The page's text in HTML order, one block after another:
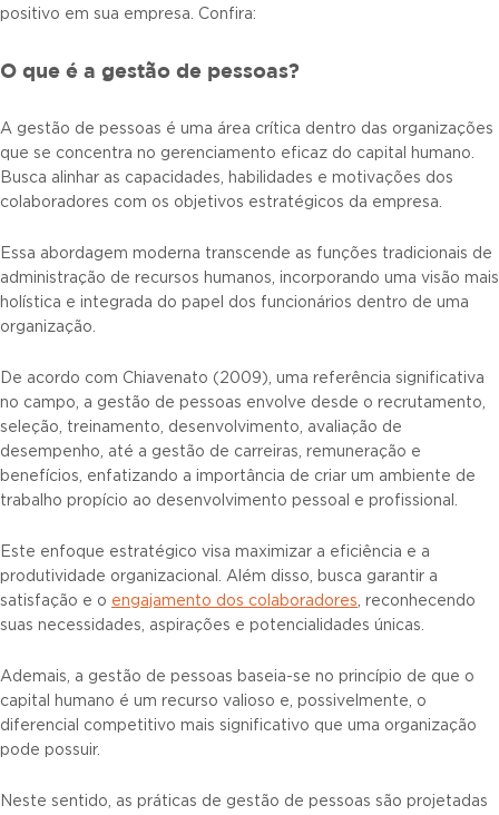
positivo em sua empresa. Confira:
O que é a gestão de pessoas?
A gestão de pessoas é uma área crítica dentro das organizações
que se concentra no gerenciamento eficaz do capital humano.
Busca alinhar as capacidades, habilidades e motivações dos
colaboradores com os objetivos estratégicos da empresa.
Essa abordagem moderna transcende as funções tradicionais de
administração de recursos humanos, incorporando uma visão mais
holística e integrada do papel dos funcionários dentro de uma
organização.
De acordo com Chiavenato (2009), uma referência significativa
no campo, a gestão de pessoas envolve desde o recrutamento,
seleção, treinamento, desenvolvimento, avaliação de
desempenho, até a gestão de carreiras, remuneração e
benefícios, enfatizando a importância de criar um ambiente de
trabalho propício ao desenvolvimento pessoal e profissional.
Este enfoque estratégico visa maximizar a eficiência e a
produtividade organizacional. Além disso, busca garantir a
satisfação e o engajamento dos colaboradores, reconhecendo
suas necessidades, aspirações e potencialidades únicas.
Ademais, a gestão de pessoas baseia-se no princípio de que o
capital humano é um recurso valioso e, possivelmente, o
diferencial competitivo mais significativo que uma organização
pode possuir.
Neste sentido, as práticas de gestão de pessoas são projetadas